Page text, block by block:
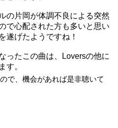
の片岡が体調不良による突然
で心配された方も多いと思い
遂げたようですね！
ったこの曲は、Loversの他に
す。
で、機会があれば是非聴いて